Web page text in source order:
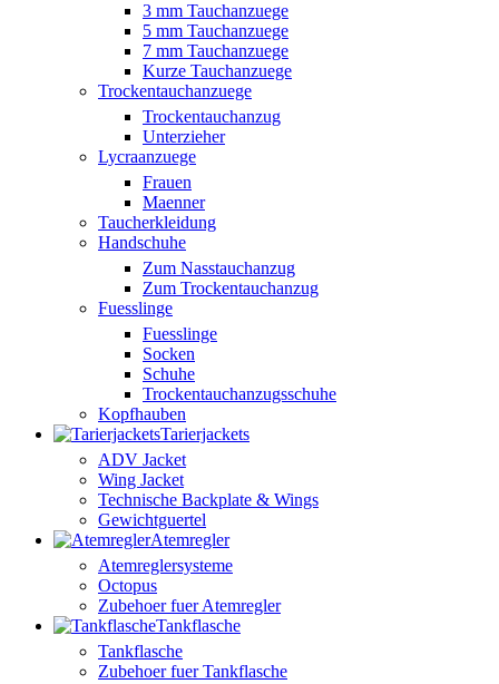
3 mm Tauchanzuege
5 mm Tauchanzuege
7 mm Tauchanzuege
Kurze Tauchanzuege
Trockentauchanzuege
Trockentauchanzug
Unterzieher
Lycraanzuege
Frauen
Maenner
Taucherkleidung
Handschuhe
Zum Nasstauchanzug
Zum Trockentauchanzug
Fuesslinge
Fuesslinge
Socken
Schuhe
Trockentauchanzugsschuhe
Kopfhauben
Tarierjackets
ADV Jacket
Wing Jacket
Technische Backplate & Wings
Gewichtguertel
Atemregler
Atemreglersysteme
Octopus
Zubehoer fuer Atemregler
Tankflasche
Tankflasche
Zubehoer fuer Tankflasche